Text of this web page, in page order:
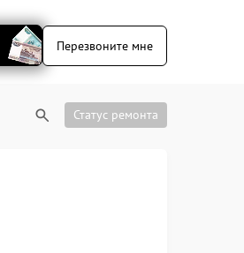
Перезвоните мне
Статус ремонта